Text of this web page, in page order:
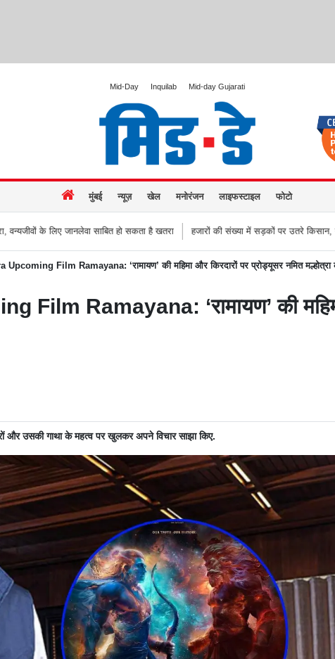
Mid-Day Inquilab Mid-day Gujarati
मुंबई न्यूज़ खेल मनोरंजन लाइफस्टाइल फोटो
साबित हो सकता है खतरा हजारों की संख्या में सड़कों पर उतरे किसान, नागपुर-हैदराबाद
Film Ramayana: ‘रामायण’ की महिमा और किरदारों पर प्रोड्यूसर नमित मल्होत्रा
Ramayana: ‘रामायण’ की
और उसकी गाथा के महत्व पर खुलकर अपने विचार साझा किए.